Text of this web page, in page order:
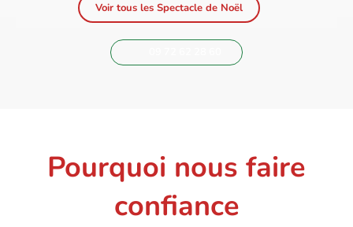
Voir tous les Spectacle de Noël
Pourquoi nous faire
confiance